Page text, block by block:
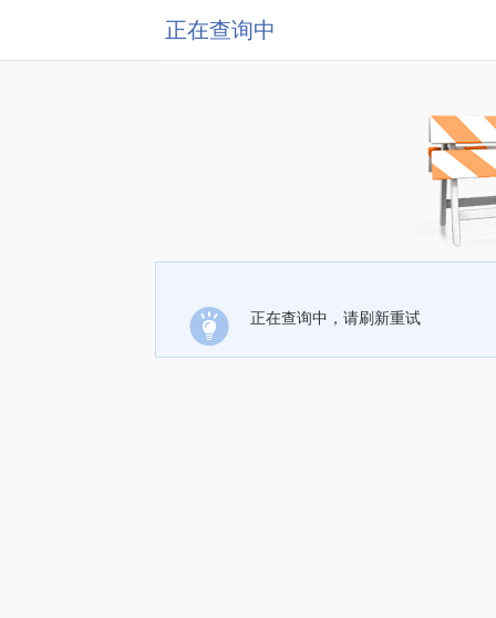
正在查询中
正在查询中，请刷新重试